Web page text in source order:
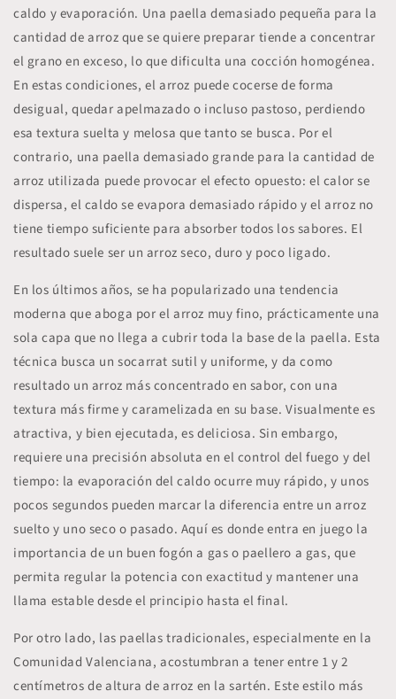
caldo y evaporación. Una paella demasiado pequeña para la
cantidad de arroz que se quiere preparar tiende aconcentrar
el grano en exceso, lo que dificulta una cocción homogénea.
En estas condiciones, el arroz puede cocerse de forma
desigual, quedar apelmazado o incluso pastoso, perdiendo
esa textura suelta y melosa que tanto se busca. Por el
contrario, una paella demasiado grande para la cantidad de
arroz utilizada puede provocar el efecto opuesto: el calor se
dispersa, el caldo se evapora demasiado rápido y el arroz no
tiene tiempo suficiente para absorber todos los sabores. El
resultado suele ser un arroz seco, duro y poco ligado.
En los últimos años, se ha popularizado unatendencia
moderna que aboga por el arroz muy fino, prácticamente una
sola capa que no llega a cubrir toda la base de la paella. Esta
técnica busca unsocarrat sutil y uniforme, y da como
resultado un arroz más concentrado en sabor, con una
textura más firme y caramelizada en su base. Visualmente es
atractiva, y bien ejecutada, es deliciosa. Sin embargo,
requiere una precisión absoluta en el control del fuego y del
tiempo: la evaporación del caldo ocurre muy rápido, y unos
pocos segundos pueden marcar la diferencia entre un arroz
suelto y uno seco o pasado. Aquí es donde entra en juego la
importancia de un buen fogón a gaso paellero a gas, que
permita regular la potencia con exactitud y mantener una
llama estable desde el principio hasta el final.
Por otro lado, las paellas tradicionales, especialmente en la
Comunidad Valenciana, acostumbran a tener entre 1 y 2
centímetros de altura de arroz en la sartén. Este estilo más